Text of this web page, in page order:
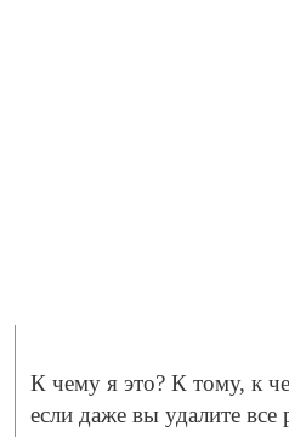
К чему я это? К тому, к
если даже вы удалите